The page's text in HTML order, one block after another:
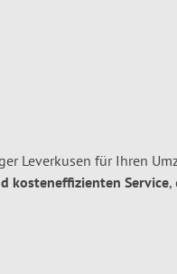
Leverkusen für Ihren
kosteneffizienten Service,